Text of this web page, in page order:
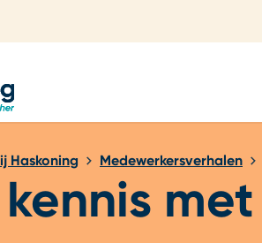
Haskoning Medewerkersverhalen